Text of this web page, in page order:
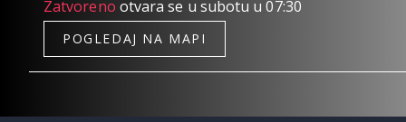
Zatvoreno otvara se u subotu u 07:30
POGLEDAJ NA MAPI